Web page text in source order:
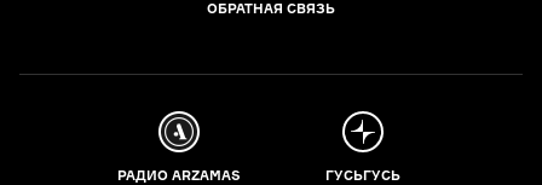
ОБРАТНАЯ СВЯЗЬ
РАДИО ARZAMAS ГУСЬГУСЬ